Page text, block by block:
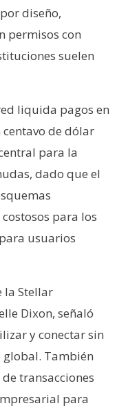
diseño,
permisos con
suelen
liquida pagos en
de dólar
para la
dado que el
para los
usuarios
la Stellar
Dixon, señaló
y conectar sin
global. También
transacciones
para